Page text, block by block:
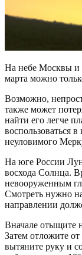
На небе Москвы и
марта можно
Возможно,
также может
найти его легче
воспользоваться
неуловимого
На юге России
восхода Солнца.
невооруженным
Смотреть нужно
направлении
Вначале отыщите
Затем отложите
вытяните руку и